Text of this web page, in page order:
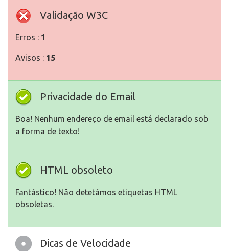
Validação W3C
Erros : 1
Avisos : 15
Privacidade do Email
Boa! Nenhum endereço de email está declarado sob
a forma de texto!
HTML obsoleto
Fantástico! Não detetámos etiquetas HTML
obsoletas.
Dicas de Velocidade